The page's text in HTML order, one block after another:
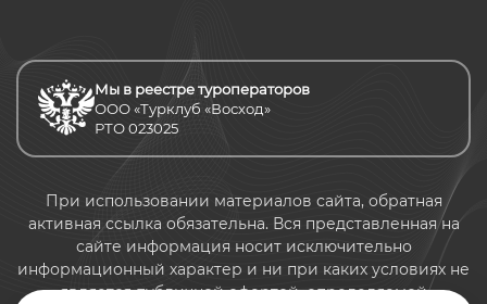
Мы в реестре туроператоров
ООО «Турклуб «Восход»
РТО 023025
При использовании материалов сайта, обратная
активная ссылка обязательна. Вся представленная на
сайте информация носит исключительно
информационный характер и ни при каких условиях не
является публичной офертой, определяемой